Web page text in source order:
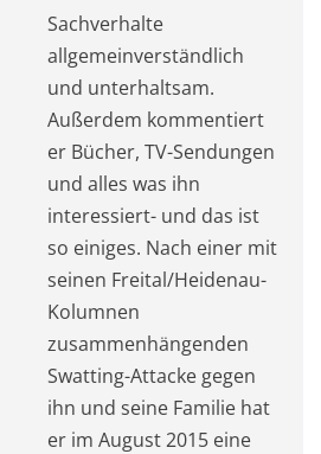
Sachverhalte
allgemeinverständlich
und unterhaltsam.
Außerdem kommentiert
er Bücher, TV-Sendungen
und alles was ihn
interessiert- und das ist
so einiges. Nach einer mit
seinen Freital/Heidenau-
Kolumnen
zusammenhängenden
Swatting-Attacke gegen
ihn und seine Familie hat
er im August 2015 eine